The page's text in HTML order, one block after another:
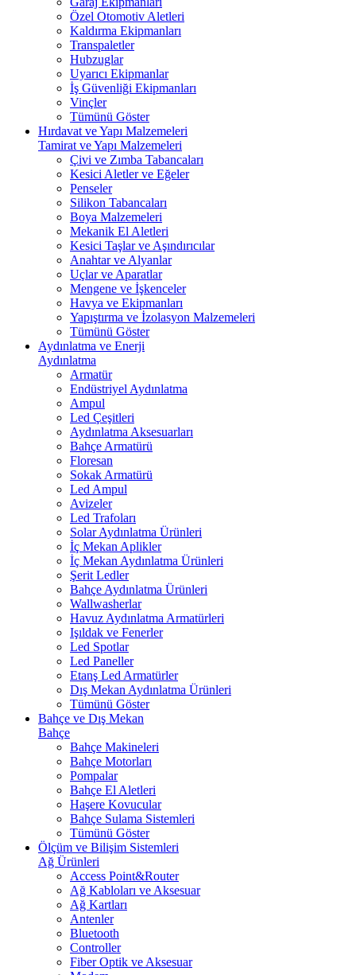
Özel Otomotiv Aletleri
Kaldırma Ekipmanları
Transpaletler
Hubzuglar
Uyarıcı Ekipmanlar
İş Güvenliği Ekipmanları
Vinçler
Tümünü Göster
Hırdavat ve Yapı Malzemeleri
Tamirat ve Yapı Malzemeleri
Çivi ve Zımba Tabancaları
Kesici Aletler ve Eğeler
Penseler
Silikon Tabancaları
Boya Malzemeleri
Mekanik El Aletleri
Kesici Taşlar ve Aşındırıcılar
Anahtar ve Alyanlar
Uçlar ve Aparatlar
Mengene ve İşkenceler
Havya ve Ekipmanları
Yapıştırma ve İzolasyon Malzemeleri
Tümünü Göster
Aydınlatma ve Enerji
Aydınlatma
Armatür
Endüstriyel Aydınlatma
Ampul
Led Çeşitleri
Aydınlatma Aksesuarları
Bahçe Armatürü
Floresan
Sokak Armatürü
Led Ampul
Avizeler
Led Trafoları
Solar Aydınlatma Ürünleri
İç Mekan Aplikler
İç Mekan Aydınlatma Ürünleri
Şerit Ledler
Bahçe Aydınlatma Ürünleri
Wallwasherlar
Havuz Aydınlatma Armatürleri
Işıldak ve Fenerler
Led Spotlar
Led Paneller
Etanş Led Armatürler
Dış Mekan Aydınlatma Ürünleri
Tümünü Göster
Bahçe ve Dış Mekan
Bahçe
Bahçe Makineleri
Bahçe Motorları
Pompalar
Bahçe El Aletleri
Haşere Kovucular
Bahçe Sulama Sistemleri
Tümünü Göster
Ölçüm ve Bilişim Sistemleri
Ağ Ürünleri
Access Point&Router
Ağ Kabloları ve Aksesuar
Ağ Kartları
Antenler
Bluetooth
Controller
Fiber Optik ve Aksesuar